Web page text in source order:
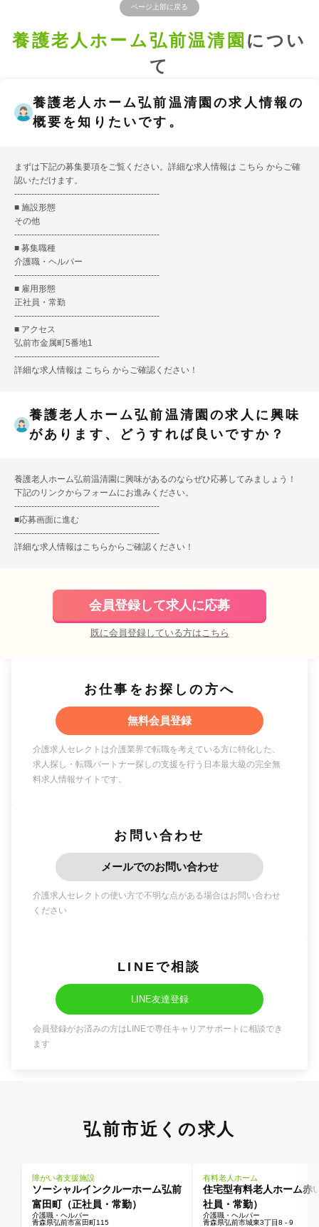
ページ上部に戻る
養護老人ホーム弘前温清園 につい
て
養護老人ホーム弘前温清園の求人情報の
概要を知りたいです。
まずは下記の募集要項をご覧ください。詳細な求人情報は こちら からご確
認いただけます。
---------------------------------------------------
■ 施設形態
その他
---------------------------------------------------
■ 募集職種
介護職・ヘルパー
---------------------------------------------------
■ 雇用形態
正社員・常勤
---------------------------------------------------
■ アクセス
弘前市金属町5番地1
---------------------------------------------------
詳細な求人情報は こちら からご確認ください！
養護老人ホーム弘前温清園の求人に興味
があります、どうすれば良いですか？
養護老人ホーム弘前温清園に興味があるのならぜひ応募してみましょう！
下記のリンクからフォームにお進みください。
---------------------------------------------------
■応募画面に進む
---------------------------------------------------
詳細な求人情報はこちらからご確認ください！
会員登録して求人に応募
既に会員登録している方はこちら
お仕事をお探しの方へ
無料会員登録
介護求人セレクトは介護業界で転職を考えている方に特化した、
求人探し・転職パートナー探しの支援を行う日本最大級の完全無
料求人情報サイトです。
お問い合わせ
メールでのお問い合わせ
介護求人セレクトの使い方で不明な点がある場合はお問い合わせ
ください
LINEで相談
LINE友達登録
会員登録がお済みの方はLINEで専任キャリアサポートに相談でき
ます
弘前市近くの求人
障がい者支援施設
ソーシャルインクルーホーム弘前
富田町（正社員・常勤）
介護職・ヘルパー
青森県弘前市富田町115
有料老人ホーム
住宅型有料老人ホーム赤
社員・常勤）
介護職・ヘルパー
青森県弘前市城東3丁目8 - 9